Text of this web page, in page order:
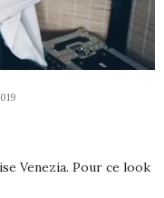
Venezia. Pour ce look